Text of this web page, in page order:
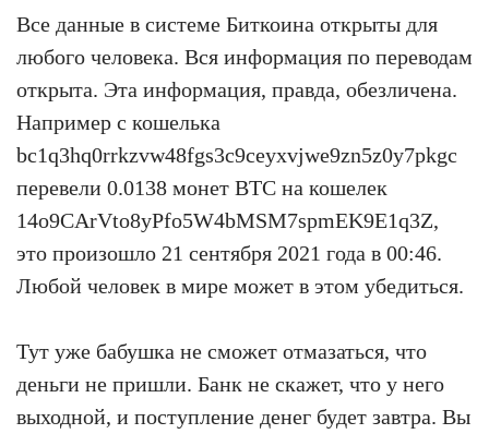
Все данные в системе Биткоина открыты для
любого человека. Вся информация по переводам
открыта. Эта информация, правда, обезличена.
Например с кошелька
bc1q3hq0rrkzvw48fgs3c9ceyxvjwe9zn5z0y7pkgc
перевели 0.0138 монет BTC на кошелек
14o9CArVto8yPfo5W4bMSM7spmEK9E1q3Z,
это произошло 21 сентября 2021 года в 00:46.
Любой человек в мире может в этом убедиться.
Тут уже бабушка не сможет отмазаться, что
деньги не пришли. Банк не скажет, что у него
выходной, и поступление денег будет завтра. Вы